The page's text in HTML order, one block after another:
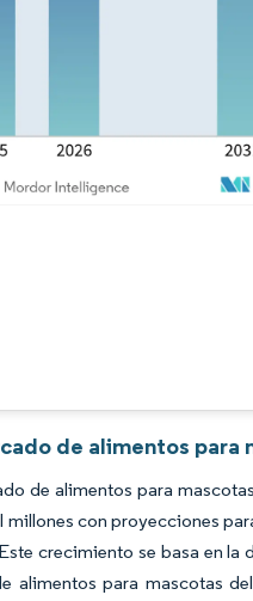
de alimentos
de alimentos para
millones con proyecciones
crecimiento se basa en
alimentos para mascotas